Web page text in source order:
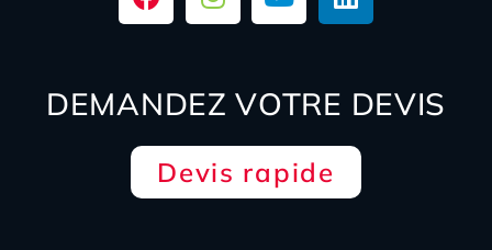
DEMANDEZ VOTRE DEVIS
Devis rapide